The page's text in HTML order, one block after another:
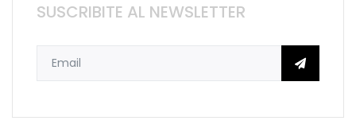
SUSCRIBITE AL NEWSLETTER